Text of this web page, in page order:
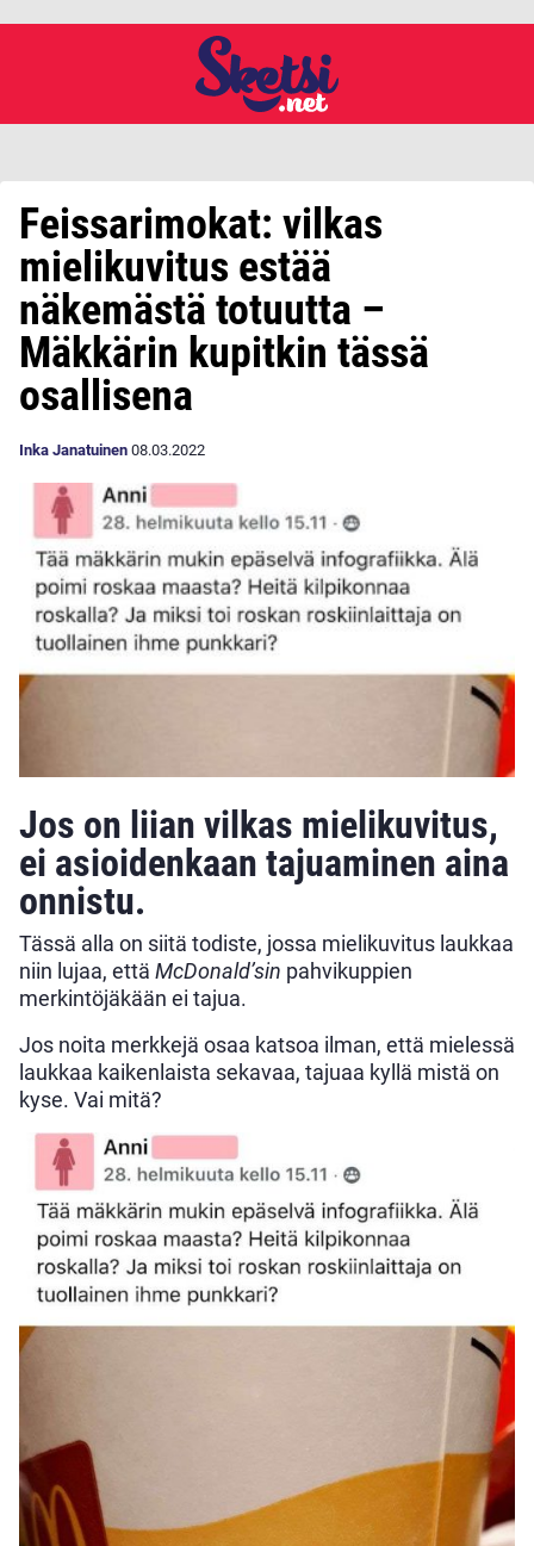
Feissarimokat: vilkas
mielikuvitus estää
näkemästä totuutta –
Mäkkärin kupitkin tässä
osallisena
Inka Janatuinen 08.03.2022
Jos on liian vilkas mielikuvitus,
ei asioidenkaan tajuaminen aina
onnistu.
Tässä alla on siitä todiste, jossa mielikuvitus laukkaa
niin lujaa, että McDonald’sin pahvikuppien
merkintöjäkään ei tajua.
Jos noita merkkejä osaa katsoa ilman, että mielessä
laukkaa kaikenlaista sekavaa, tajuaa kyllä mistä on
kyse. Vai mitä?